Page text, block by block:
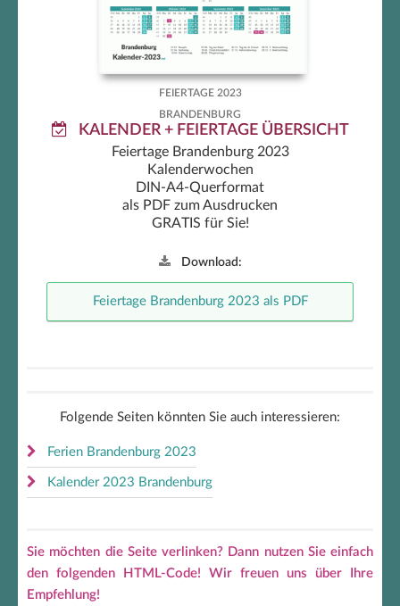
FEIERTAGE 2023
BRANDENBURG
KALENDER + FEIERTAGE ÜBERSICHT
Feiertage Brandenburg 2023
Kalenderwochen
DIN-A4-Querformat
als PDF zum Ausdrucken
GRATIS für Sie!
Download:
Feiertage Brandenburg 2023 als PDF
Folgende Seiten könnten Sie auch interessieren:
Ferien Brandenburg 2023
Kalender 2023 Brandenburg
Sie möchten die Seite verlinken? Dann nutzen Sie einfach
den folgenden HTML-Code! Wir freuen uns über Ihre
Empfehlung!